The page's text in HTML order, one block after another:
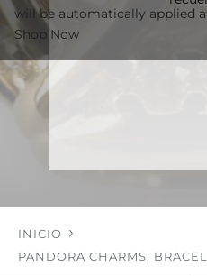
INICIO
PANDORA CHARMS,
will be automatically applied
Shop Now